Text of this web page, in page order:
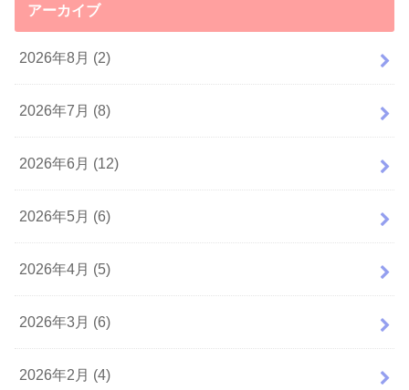
アーカイブ
2026年8月 (2)
2026年7月 (8)
2026年6月 (12)
2026年5月 (6)
2026年4月 (5)
2026年3月 (6)
2026年2月 (4)